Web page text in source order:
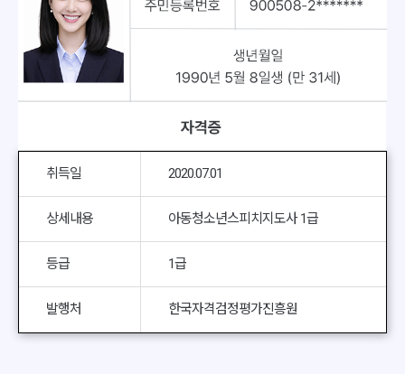
취득일 2020.07.01
상세내용 아동청소년스피치지도사 1급
등급 1급
발행처 한국자격검정평가진흥원